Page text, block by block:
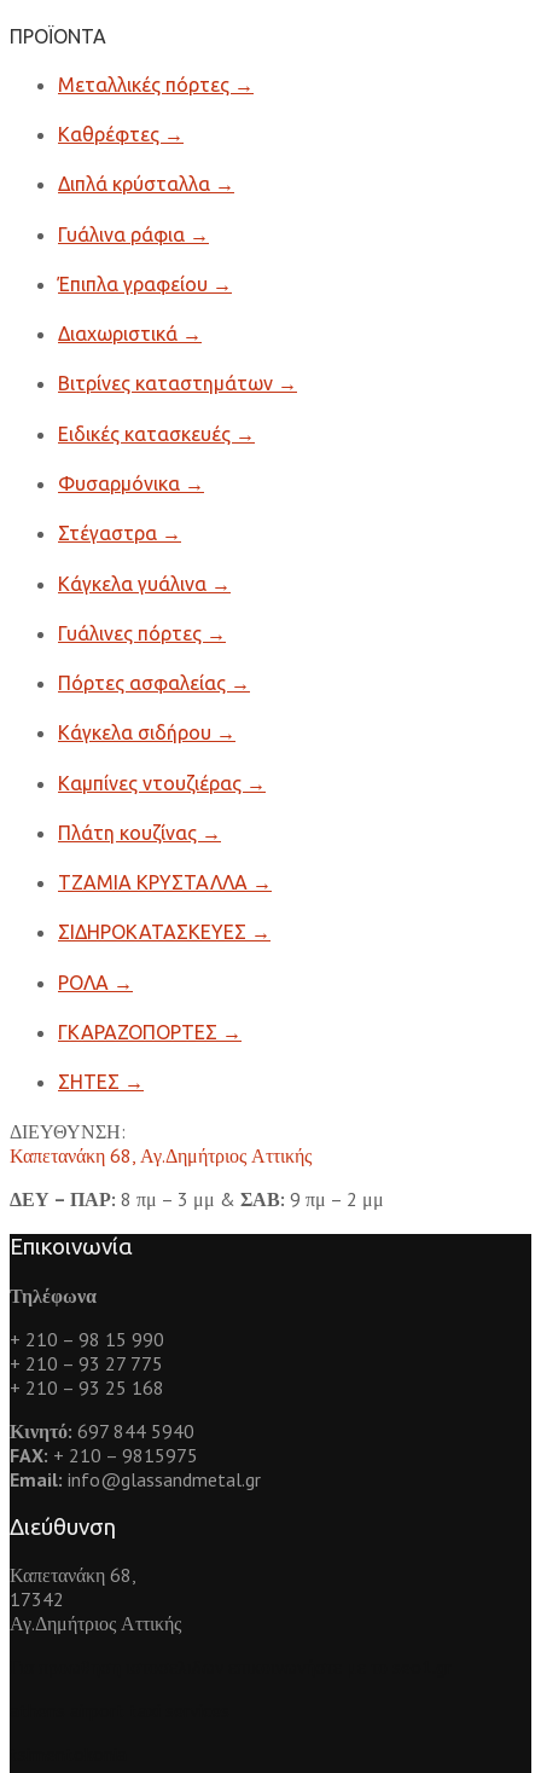
ΠΡΟΪΟΝΤΑ
Μεταλλικές πόρτες →
Καθρέφτες →
Διπλά κρύσταλλα →
Γυάλινα ράφια →
Έπιπλα γραφείου →
Διαχωριστικά →
Βιτρίνες καταστημάτων →
Ειδικές κατασκευές →
Φυσαρμόνικα →
Στέγαστρα →
Κάγκελα γυάλινα →
Γυάλινες πόρτες →
Πόρτες ασφαλείας →
Κάγκελα σιδήρου →
Καμπίνες ντουζιέρας →
Πλάτη κουζίνας →
ΤΖΑΜΙΑ ΚΡΥΣΤΑΛΛΑ →
ΣΙΔΗΡΟΚΑΤΑΣΚΕΥΕΣ →
ΡΟΛΑ →
ΓΚΑΡΑΖΟΠΟΡΤΕΣ →
ΣΗΤΕΣ →
ΔΙΕΥΘΥΝΣΗ:
Καπετανάκη 68, Αγ.Δημήτριος Αττικής
ΔΕΥ – ΠΑΡ: 8 πμ – 3 μμ & ΣΑΒ: 9 πμ – 2 μμ
Επικοινωνία
Τηλέφωνα
+ 210 – 98 15 990
+ 210 – 93 27 775
+ 210 – 93 25 168
Κινητό: 697 844 5940
FAX: + 210 – 9815975
Email: info@glassandmetal.gr
Διεύθυνση
Καπετανάκη 68,
17342
Αγ.Δημήτριος Αττικής